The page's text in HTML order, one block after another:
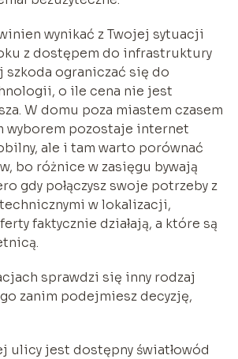
wynikać z Twojej sytuacji
z dostępem do infrastruktury
szkoda ograniczać się do
o ile cena nie jest
W domu poza miastem czasem
wyborem pozostaje internet
ale i tam warto porównać
bo różnice w zasięgu bywają
gdy połączysz swoje potrzeby z
w lokalizacji,
faktycznie działają, a które są
sprawdzi się inny rodzaj
zanim podejmiesz decyzję,
ulicy jest dostępny światłowód